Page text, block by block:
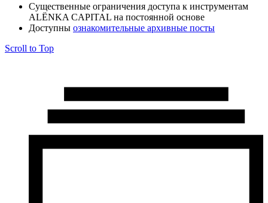
Cущественные ограничения доступа к инструментам
ALЁNKA CAPITAL на постоянной основе
Доступны ознакомительные архивные посты
Scroll to Top